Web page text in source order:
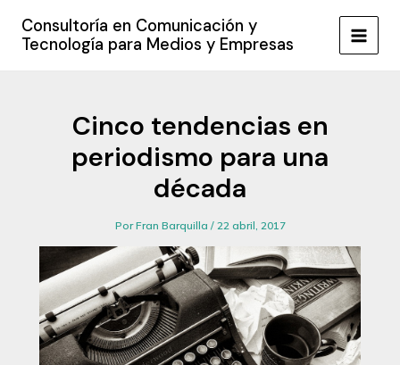
contenido
Consultoría en Comunicación y
Tecnología para Medios y Empresas
MAIN
Cinco tendencias en
periodismo para una
década
PorFran Barquilla / 22 abril, 2017